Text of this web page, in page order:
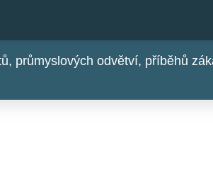
průmyslových odvětví, příběhů